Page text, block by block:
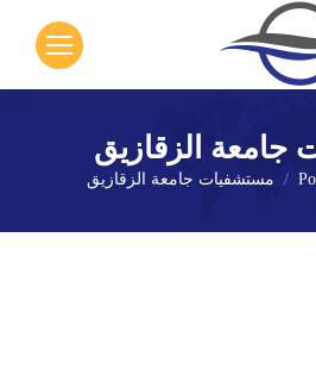
جامعة الزقازيق
مستشفيات جامعة الزقازيق